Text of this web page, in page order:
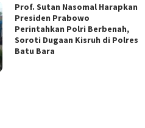
Prof. Sutan Nasomal Harapkan
Presiden Prabowo
Perintahkan Polri Berbenah,
Soroti Dugaan Kisruh di Polres
Batu Bara